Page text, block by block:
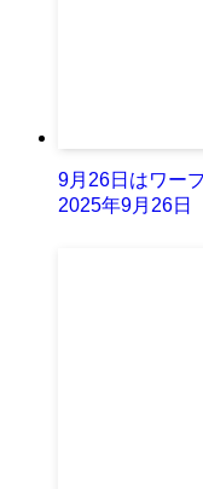
9月26日はワー
2025年9月26日